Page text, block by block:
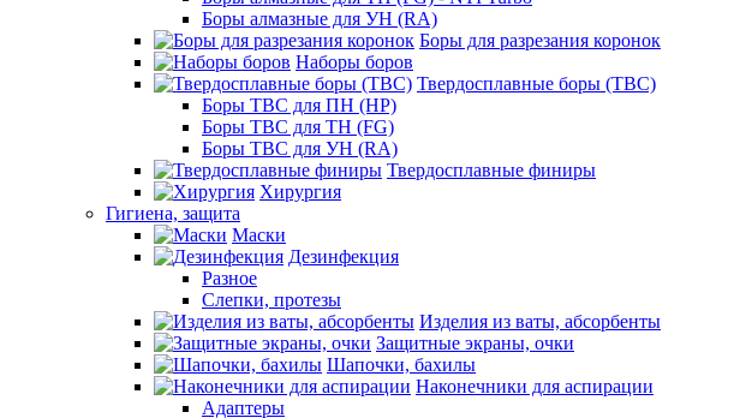
Боры алмазные для УН (RA)
Боры для разрезания коронок
Наборы боров
Твердосплавные боры (ТВС)
Боры ТВС для ПН (HP)
Боры ТВС для ТН (FG)
Боры ТВС для УН (RA)
Твердосплавные финиры
Хирургия
Гигиена, защита
Маски
Дезинфекция
Разное
Слепки, протезы
Изделия из ваты, абсорбенты
Защитные экраны, очки
Шапочки, бахилы
Наконечники для аспирации
Адаптеры